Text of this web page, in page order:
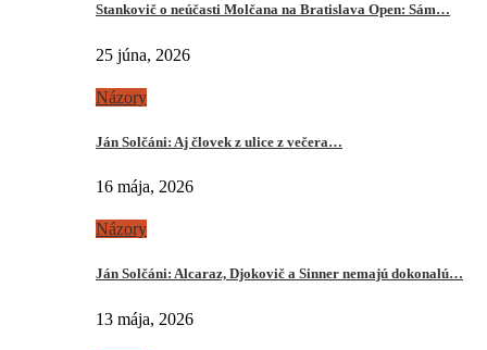
Stankovič o neúčasti Molčana na Bratislava Open: Sám…
25 júna, 2026
Názory
Ján Solčáni: Aj človek z ulice z večera…
16 mája, 2026
Názory
Ján Solčáni: Alcaraz, Djokovič a Sinner nemajú dokonalú…
13 mája, 2026